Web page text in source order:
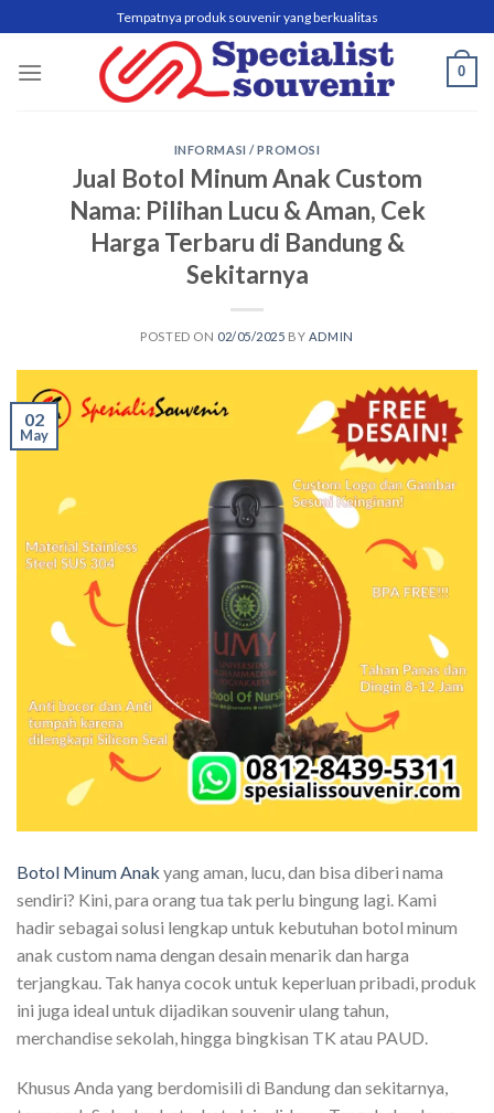
to
content
Tempatnya produk souvenir yang berkualitas
0
INFORMASI / PROMOSI
Jual Botol Minum Anak Custom
Nama: Pilihan Lucu & Aman, Cek
Harga Terbaru di Bandung &
Sekitarnya
POSTED ON 02/05/2025 BY ADMIN
02
May
Botol Minum Anak yang aman, lucu, dan bisa diberi nama
sendiri? Kini, para orang tua tak perlu bingung lagi. Kami
hadir sebagai solusi lengkap untuk kebutuhan botol minum
anak custom nama dengan desain menarik dan harga
terjangkau. Tak hanya cocok untuk keperluan pribadi, produk
ini juga ideal untuk dijadikan souvenir ulang tahun,
merchandise sekolah, hingga bingkisan TK atau PAUD.
Khusus Anda yang berdomisili di Bandung dan sekitarnya,